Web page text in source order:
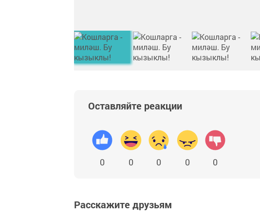
Оставляйте реакции
0 0 0 0 0
Расскажите друзьям